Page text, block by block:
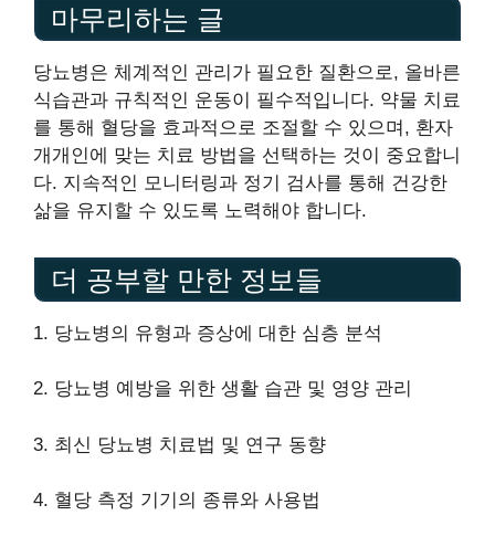
마무리하는 글
당뇨병은 체계적인 관리가 필요한 질환으로, 올바른
식습관과 규칙적인 운동이 필수적입니다. 약물 치료
를 통해 혈당을 효과적으로 조절할 수 있으며, 환자
개개인에 맞는 치료 방법을 선택하는 것이 중요합니
다. 지속적인 모니터링과 정기 검사를 통해 건강한
삶을 유지할 수 있도록 노력해야 합니다.
더 공부할 만한 정보들
1. 당뇨병의 유형과 증상에 대한 심층 분석
2. 당뇨병 예방을 위한 생활 습관 및 영양 관리
3. 최신 당뇨병 치료법 및 연구 동향
4. 혈당 측정 기기의 종류와 사용법